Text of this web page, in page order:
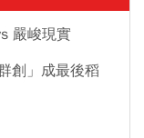
嚴峻現實
創」成最後稻